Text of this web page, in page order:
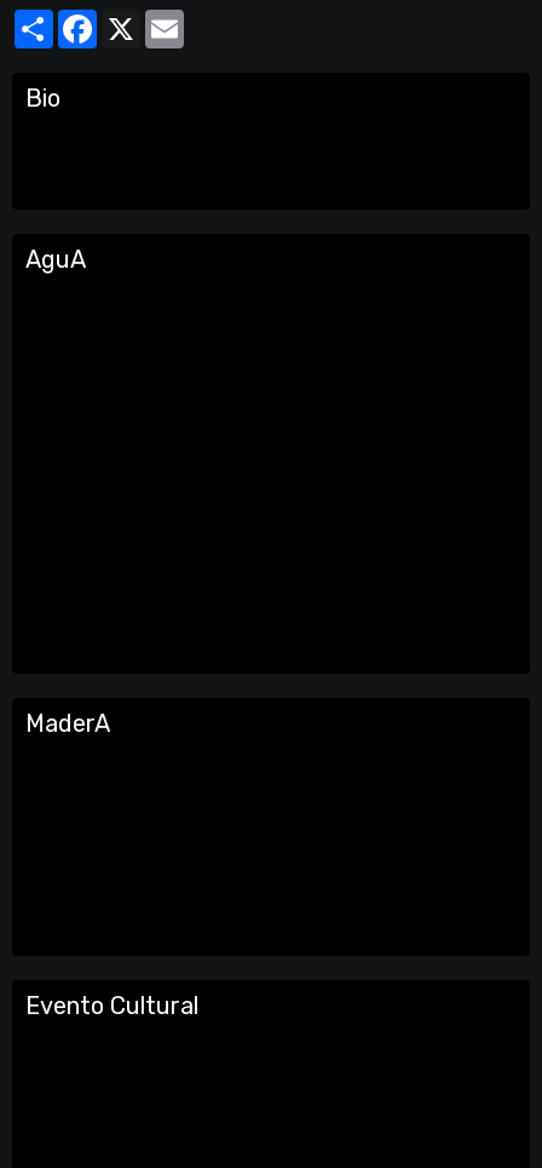
PartagerFacebook
X
Bio
AguA
MaderA
Evento Cultural